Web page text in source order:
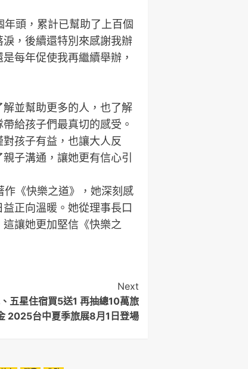
頭，累計已幫助了上百個
，後續還特別來感謝我辦
每年促使我再繼續舉辦，
並幫助更多的人，也了解
給孩子們最真切的感受。
孩子有益，也讓大人反
子溝通，讓她更有信心引
作《快樂之道》，她深刻感
正向溫暖。她從理事長口
讓她更加堅信《快樂之
Next
五星住宿買5送1 再抽總10萬旅
2025台中夏季旅展8月1日登場